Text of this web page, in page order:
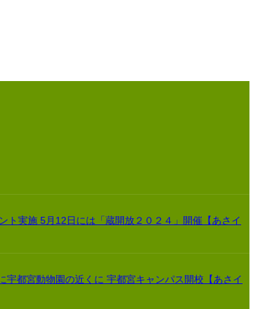
ト実施 5月12日には「蔵開放２０２４」開催【あさイ
宇都宮動物園の近くに 宇都宮キャンパス開校【あさイ